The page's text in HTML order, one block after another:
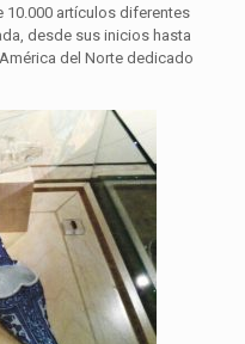
10.000 artículos diferentes
desde sus inicios hasta
del Norte dedicado